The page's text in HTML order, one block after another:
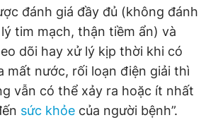
đánh giá đầy đủ (không đánh
tim mạch, thận tiềm ẩn) và
dõi hay xử lý kịp thời khi có
mất nước, rối loạn điện giải thì
vẫn có thể xảy ra hoặc ít nhất
sức khỏe của người bệnh”.